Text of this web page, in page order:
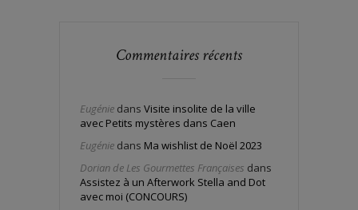
Commentaires récents
Eugénie dans Visite insolite de la ville
avec Petits mystères dans Caen
Eugénie dans Ma wishlist de Noël 2023
Dorian de Les Gourmettes Françaises dans
Assistez à un Afterwork Stella and Dot
avec moi (CONCOURS)